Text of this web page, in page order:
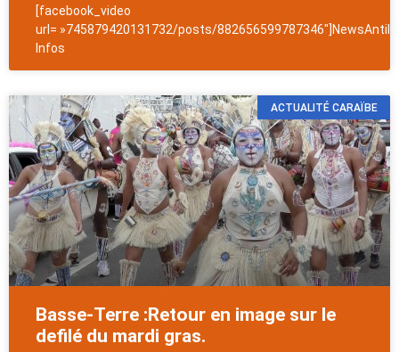
[facebook_video
url= »745879420131732/posts/
Infos
ACTUALITÉ CARAÏBE
Basse-Terre :Retour en image sur le
defilé du mardi gras.